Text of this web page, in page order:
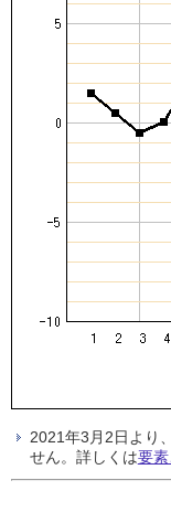
2021年3月2日より
せん。詳しくは要